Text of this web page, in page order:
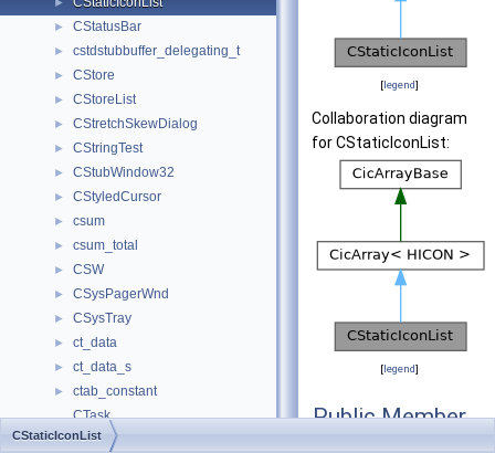
► CStatusBar
► cstdstubbuffer_delegating_t
► CStore
► CStoreList
► CStretchSkewDialog
► CStringTest
► CStubWindow32
► CStyledCursor
► csum
► csum_total
► CSW
► CSysPagerWnd
► CSysTray
► ct_data
► ct_data_s
►
ctab_constant
CTask
► CTaskBand
[legend]
Collaboration diagram
for CStaticIconList:
[legend]
Public Member
CStaticIconList